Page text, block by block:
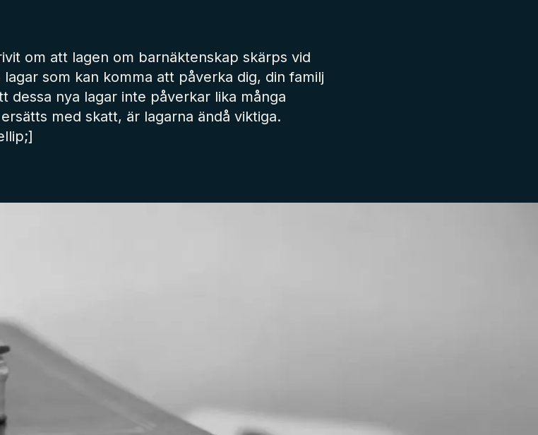
om att lagen om barnäktenskap skärps vid
som kan komma att påverka dig, din familj
dessa nya lagar inte påverkar lika många
med skatt, är lagarna ändå viktiga.